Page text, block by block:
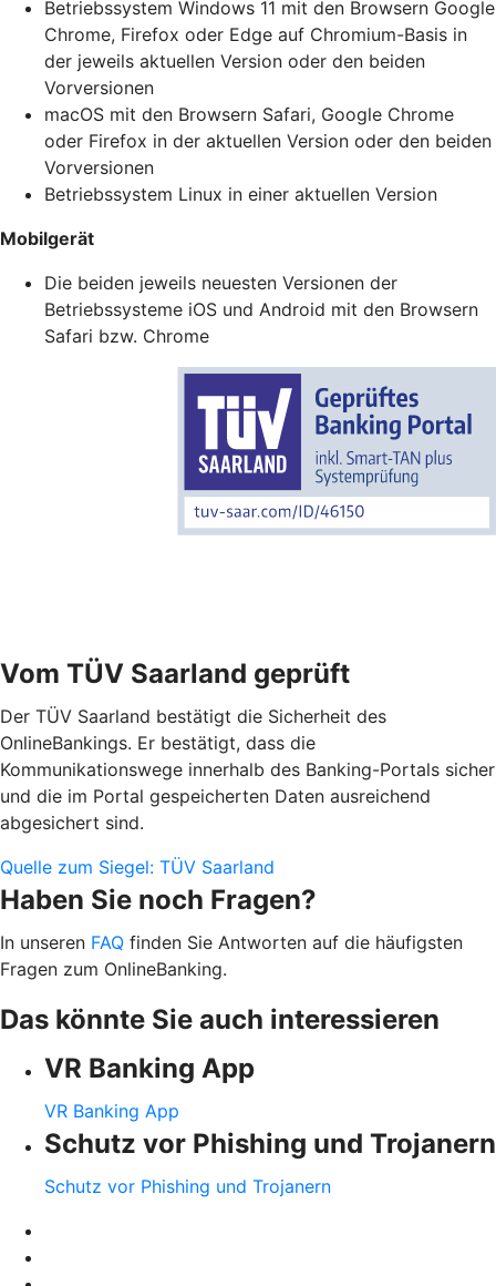
Betriebssystem Windows 11 mit den Browsern Google
Chrome, Firefox oder Edge auf Chromium-Basis in
der jeweils aktuellen Version oder den beiden
Vorversionen
macOS mit den Browsern Safari, Google Chrome
oder Firefox in der aktuellen Version oder den beiden
Vorversionen
Betriebssystem Linux in einer aktuellen Version
Mobilgerät
Die beiden jeweils neuesten Versionen der
Betriebssysteme iOS und Android mit den Browsern
Safari bzw. Chrome
Vom TÜV Saarland geprüft
Der TÜV Saarland bestätigt die Sicherheit des
OnlineBankings. Er bestätigt, dass die
Kommunikationswege innerhalb des Banking-Portals sicher
und die im Portal gespeicherten Daten ausreichend
abgesichert sind.
Quelle zum Siegel: TÜV Saarland
Haben Sie noch Fragen?
In unseren FAQ finden Sie Antworten auf die häufigsten
Fragen zum OnlineBanking.
Das könnte Sie auch interessieren
VR Banking App
VR Banking App
Schutz vor Phishing und Trojanern
Schutz vor Phishing und Trojanern